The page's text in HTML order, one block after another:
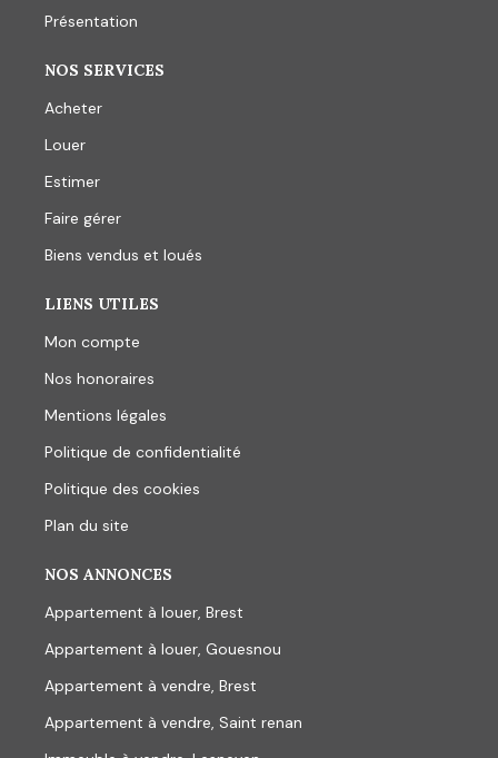
Présentation
NOS SERVICES
Acheter
Louer
Estimer
Faire gérer
Biens vendus et loués
LIENS UTILES
Mon compte
Nos honoraires
Mentions légales
Politique de confidentialité
Politique des cookies
Plan du site
NOS ANNONCES
Appartement à louer, Brest
Appartement à louer, Gouesnou
Appartement à vendre, Brest
Appartement à vendre, Saint renan